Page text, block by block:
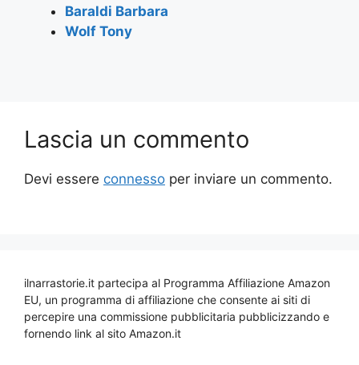
Baraldi Barbara
Wolf Tony
Lascia un commento
Devi essere connesso per inviare un commento.
ilnarrastorie.it partecipa al Programma Affiliazione Amazon
EU, un programma di affiliazione che consente ai siti di
percepire una commissione pubblicitaria pubblicizzando e
fornendo link al sito Amazon.it